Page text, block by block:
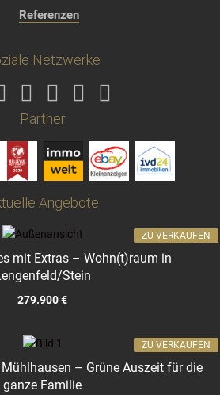
Referenzen
Netzwerke
Partner
Angebote
mit Extras – Wohn(t)raum in
Stein
279.900 €
ZU VERKAUFEN
– Grüne Auszeit für die
ganze Familie
ZU VERKAUFEN